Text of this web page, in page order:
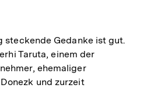
steckende Gedanke ist gut.
Taruta, einem der
ehemaliger
und zurzeit